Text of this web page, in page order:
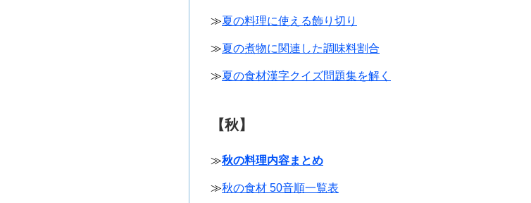
≫夏の料理に使える飾り切り
≫夏の煮物に関連した調味料割合
≫夏の食材漢字クイズ問題集を解く
【秋】
≫秋の料理内容まとめ
≫秋の食材 50音順一覧表